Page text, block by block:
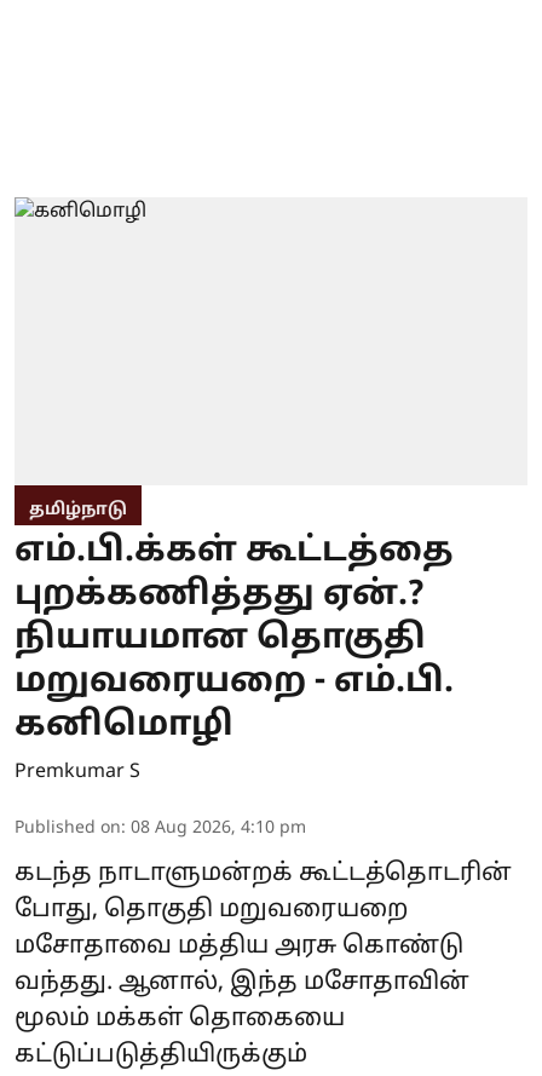
தமிழ்நாடு
எம்.பி.க்கள் கூட்டத்தை
புறக்கணித்தது ஏன்.?
நியாயமான தொகுதி
மறுவரையறை - எம்.பி.
கனிமொழி
Premkumar S
Published on: 08 Aug 2026, 4:10 pm
கடந்த நாடாளுமன்றக் கூட்டத்தொடரின்
போது, தொகுதி மறுவரையறை
மசோதாவை மத்திய அரசு கொண்டு
வந்தது. ஆனால், இந்த மசோதாவின்
மூலம் மக்கள் தொகையை
கட்டுப்படுத்தியிருக்கும்